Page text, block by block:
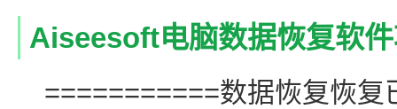
Aiseesoft电脑数据恢复软
===========数据恢复恢